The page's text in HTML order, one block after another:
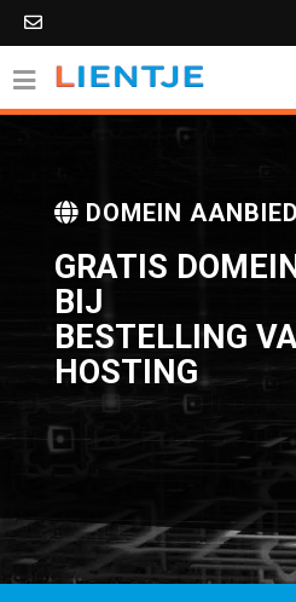
DOMEIN
GRATIS
BIJ
BESTELLING
HOSTING